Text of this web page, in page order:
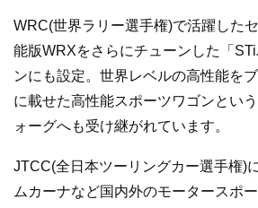
WRC(世界ラリー選手権)で活躍した
能版WRXをさらにチューンした「
ンにも設定。世界レベルの高性能を
に載せた高性能スポーツワゴンとい
ォーグへも受け継がれています。
JTCC(全日本ツーリングカー選手権)
ムカーナなど国内外のモータースポ